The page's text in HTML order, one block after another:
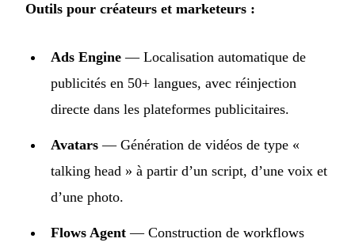
Outils pour créateurs et marketeurs :
Ads Engine — Localisation automatique de
publicités en 50+ langues, avec réinjection
directe dans les plateformes publicitaires.
Avatars — Génération de vidéos de type «
talking head » à partir d’un script, d’une voix et
d’une photo.
Flows Agent — Construction de workflows